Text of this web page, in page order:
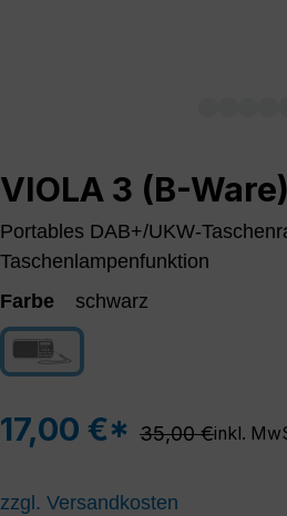
VIOLA 3 (B-Ware)
Portables DAB+/UKW-
Taschenlampenfunktion
Farbe
schwarz
schwarz
(Diese Option ist zurzeit nicht
17,00 €* Regulärer Preis:
35,00 €inkl.
zzgl. Versandkosten